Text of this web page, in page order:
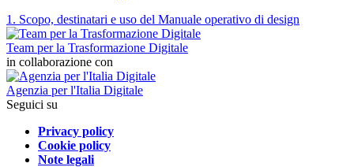
1. Scopo, destinatari e uso del Manuale operativo di design
Team per la Trasformazione Digitale
in collaborazione con
Agenzia per l'Italia Digitale
Seguici su
Privacy policy
Cookie policy
Note legali